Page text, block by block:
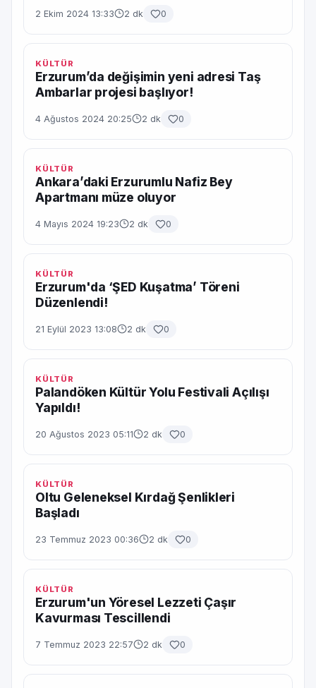
2 Ekim 2024 13:33 2 dk 0
KÜLTÜR
Erzurum’da değişimin yeni adresi Taş
Ambarlar projesi başlıyor!
4 Ağustos 2024 20:25 2 dk 0
KÜLTÜR
Ankara’daki Erzurumlu Nafiz Bey
Apartmanı müze oluyor
4 Mayıs 2024 19:23 2 dk 0
KÜLTÜR
Erzurum'da ‘ŞED Kuşatma’ Töreni
Düzenlendi!
21 Eylül 2023 13:08 2 dk 0
KÜLTÜR
Palandöken Kültür Yolu Festivali Açılışı
Yapıldı!
20 Ağustos 2023 05:11 2 dk 0
KÜLTÜR
Oltu Geleneksel Kırdağ Şenlikleri
Başladı
23 Temmuz 2023 00:36 2 dk 0
KÜLTÜR
Erzurum'un Yöresel Lezzeti Çaşır
Kavurması Tescillendi
7 Temmuz 2023 22:57 2 dk 0